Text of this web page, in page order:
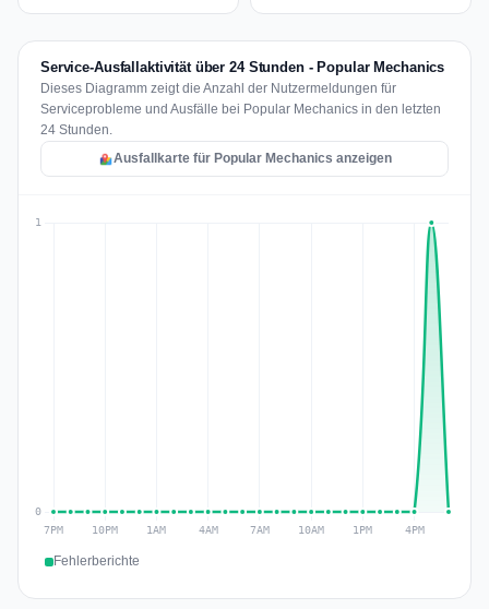
Service-Ausfallaktivität über 24 Stunden - Popular Mechanics
Dieses Diagramm zeigt die Anzahl der Nutzermeldungen für
Serviceprobleme und Ausfälle bei Popular Mechanics in den letzten
24 Stunden.
Ausfallkarte für Popular Mechanics anzeigen
Fehlerberichte